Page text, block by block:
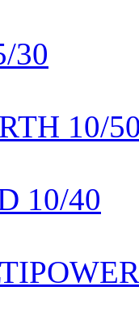
30
10/
10/40